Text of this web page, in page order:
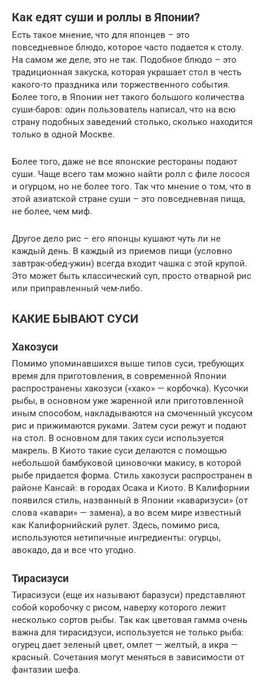
Как едят суши и роллы в Японии?
Есть такое мнение, что для японцев – это
повседневное блюдо, которое часто подается к столу.
На самом же деле, это не так. Подобное блюдо – это
традиционная закуска, которая украшает стол в честь
какого-то праздника или торжественного события.
Более того, в Японии нет такого большого количества
суши-баров: один пользователь написал, что на всю
страну подобных заведений столько, сколько находится
только в одной Москве.
Более того, даже не все японские рестораны подают
суши. Чаще всего там можно найти ролл с филе лосося
и огурцом, но не более того. Так что мнение о том, что в
этой азиатской стране суши – это повседневная пища,
не более, чем миф.
Другое дело рис – его японцы кушают чуть ли не
каждый день. В каждый из приемов пищи (условно
завтрак-обед-ужин) всегда входит чашка с этой крупой.
Это может быть классический суп, просто отварной рис
или приправленный чем-либо.
КАКИЕ БЫВАЮТ СУСИ
Хакозуси
Помимо упоминавшихся выше типов суси, требующих
время для приготовления, в современной Японии
распространены хакозуси («хако» — корбочка). Кусочки
рыбы, в основном уже жаренной или приготовленной
иным способом, накладываются на смоченный уксусом
рис и прижимаются руками. Затем суси режут и подают
на стол. В основном для таких суси используется
макрель. В Киото такие суси делаются с помощью
небольшой бамбуковой циновочки макису, в которой
рыбе придается форма. Стиль хакозуси распространен в
районе Кансай: в городах Осака и Киото. В Калифорнии
появился стиль, названный в Японии «каваризуси» (от
слова «кавари» — замена), а во всем мире известный
как Калифорнийский рулет. Здесь, помимо риса,
используются нетипичные ингредиенты: огурцы,
авокадо, да и все что угодно.
Тирасизуси
Тирасизуси (еще их называют баразуси) представляют
собой коробочку с рисом, наверху которого лежит
несколько сортов рыбы. Так как цветовая гамма очень
важна для тирасидзуси, используется не только рыба:
огурец дает зеленый цвет, омлет — желтый, а икра —
красный. Сочетания могут меняться в зависимости от
фантазии шефа.